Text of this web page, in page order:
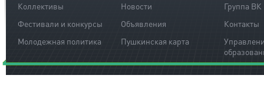
Коллективы
Фестивали и конкурсы
Молодежная политика
Новости
Объявления
Пушкинская карта
Группа ВК
Контакты